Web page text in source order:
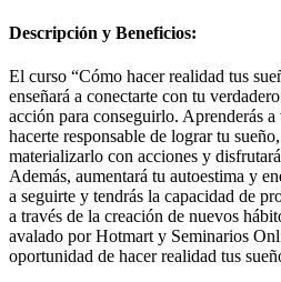
Descripción y Beneficios:
El curso “Cómo hacer realidad tus
enseñará a conectarte con tu
acción para conseguirlo. Aprenderás
hacerte responsable de lograr tu
materializarlo con acciones y
Además, aumentará tu autoestima y
a seguirte y tendrás la capacidad de
a través de la creación de nuevos
avalado por Hotmart y Seminarios
oportunidad de hacer realidad tus